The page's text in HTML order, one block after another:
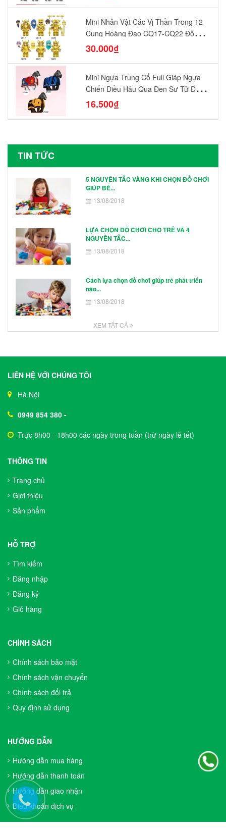
Mini Nhân Vật Các Vị Thần Trong 12
Cung Hoàng Đạo CQ17-CQ22 Đồ
Chơi Lắp Ráp Mô Hình Yêu Thích
30.000₫
Mini Ngựa Trung Cổ Full Giáp Ngựa
Chiến Diều Hâu Quạ Đen Sư Tử Đỏ
N1003 - N1005 Đồ Chơi Lắp Ráp Mô
16.500₫
TIN TỨC
5 NGUYÊN TẮC VÀNG KHI CHỌN ĐỒ CHƠI
GIÚP BÉ...
13/08/2018
LỰA CHỌN ĐỒ CHƠI CHO TRẺ VÀ 4
NGUYÊN TẮC...
13/08/2018
Cách lựa chọn đồ chơi giúp trẻ phát triển
não...
13/08/2018
XEM TẤT CẢ
LIÊN HỆ VỚI CHÚNG TÔI
Hà Nội
0949 854 380 -
Trực 8h00 - 18h00 các ngày trong tuần (trừ ngày lễ tết)
THÔNG TIN
Trang chủ
Giới thiệu
Sản phẩm
HỖ TRỢ
Tìm kiếm
Đăng nhập
Đăng ký
Giỏ hàng
CHÍNH SÁCH
Chính sách bảo mật
Chính sách vận chuyển
Chính sách đổi trả
Quy định sử dụng
HƯỚNG DẪN
Hướng dẫn mua hàng
Hướng dẫn thanh toán
Hướng dẫn giao nhận
Điều khoản dịch vụ